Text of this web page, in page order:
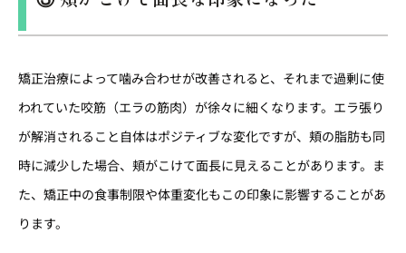
矯正治療によって噛み合わせが改善されると、それまで過剰に使
われていた咬筋（エラの筋肉）が徐々に細くなります。エラ張り
が解消されること自体はポジティブな変化ですが、頬の脂肪も同
時に減少した場合、頬がこけて面長に見えることがあります。ま
た、矯正中の食事制限や体重変化もこの印象に影響することがあ
ります。